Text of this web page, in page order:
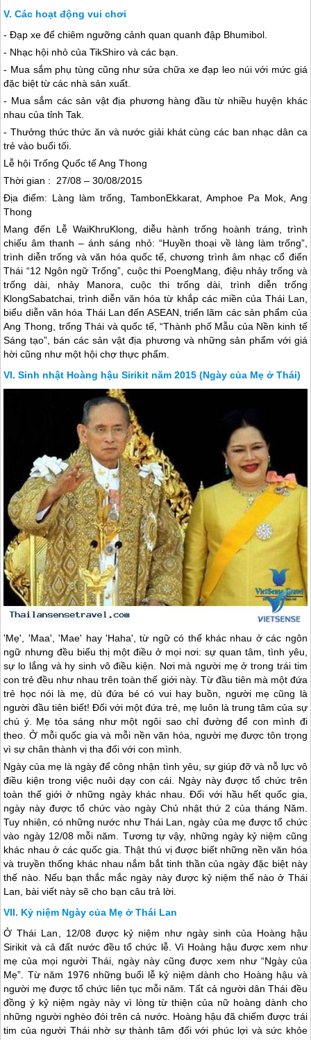
Các hoạt động vui chơi
- Đạp xe để chiêm ngưỡng cảnh quan quanh đập Bhumibol.
- Nhạc hội nhỏ của TikShiro và các bạn.
- Mua sắm phụ tùng cũng như sửa chữa xe đạp leo núi với mức giá
đặc biệt từ các nhà sản xuất.
- Mua sắm các sản vật địa phương hàng đầu từ nhiều huyện khác
nhau của tỉnh Tak.
- Thưởng thức thức ăn và nước giải khát cùng các ban nhạc dân ca
trẻ vào buổi tối.
Lễ hội Trống Quốc tế Ang Thong
Thời gian : 27/08 – 30/08/2015
Địa điểm: Làng làm trống, TambonEkkarat, Amphoe Pa Mok, Ang
Thong
Mang đến Lễ WaiKhruKlong, diễu hành trống hoành tráng, trình
chiếu âm thanh – ánh sáng nhỏ: “Huyền thoại về làng làm trống”,
trình diễn trống và văn hóa quốc tế, chương trình âm nhạc cổ điển
Thái “12 Ngôn ngữ Trống”, cuộc thi PoengMang, điệu nhảy trống và
trống dài, nhảy Manora, cuộc thi trống dài, trình diễn trống
KlongSabatchai, trình diễn văn hóa từ khắp các miền của Thái Lan
biểu diễn văn hóa Thái Lan đến ASEAN, triển lãm các sản phẩm của
Ang Thong, trống Thái và quốc tế, “Thành phố Mẫu của Nền kinh tế
Sáng tạo”, bán các sản vật địa phương và những sản phẩm với giá
hời cũng như một hội chợ thực phẩm.
Sinh nhật Hoàng hậu Sirikit năm 2015 (Ngày của Mẹ ở Thái)
'Mẹ', 'Maa', 'Mae' hay 'Haha', từ ngữ có thể khác nhau ở các ngôn
ngữ nhưng đều biểu thị một điều ở mọi nơi: sự quan tâm, tình yêu,
sự lo lắng và hy sinh vô điều kiện. Nơi mà người mẹ ở trong trái tim
con trẻ đều như nhau trên toàn thế giới này. Từ đầu tiên mà một đứa
trẻ học nói là mẹ, dù đứa bé có vui hay buồn, người mẹ cũng là
người đầu tiên biết! Đối với một đứa trẻ, mẹ luôn là trung tâm của sự
chú ý. Mẹ tỏa sáng như một ngôi sao chỉ đường để con mình đi
theo. Ở mỗi quốc gia và mỗi nền văn hóa, người mẹ được tôn trọng
vì sự chân thành vị tha đối với con mình.
Ngày của mẹ là ngày để công nhận tình yêu, sự giúp đỡ và nỗ lực vô
điều kiện trong việc nuôi dạy con cái. Ngày này được tổ chức trên
toàn thế giới ở những ngày khác nhau. Đối với hầu hết quốc gia,
ngày này được tổ chức vào ngày Chủ nhật thứ 2 của tháng Năm.
Tuy nhiên, có những nước như Thái Lan, ngày của mẹ được tổ chức
vào ngày 12/08 mỗi năm. Tương tự vậy, những ngày kỷ niệm cũng
khác nhau ở các quốc gia. Thật thú vị được biết những nền văn hóa
và truyền thống khác nhau nắm bắt tinh thần của ngày đặc biệt này
thế nào. Nếu bạn thắc mắc ngày này được kỷ niệm thế nào ở Thái
Lan, bài viết này sẽ cho bạn câu trả lời.
Kỷ niệm Ngày của Mẹ ở Thái Lan
ỞThái Lan, 12/08 được kỷ niệm như ngày sinh của Hoàng hậu
Sirikit và cả đất nước đều tổ chức lễ. Vì Hoàng hậu được xem như
mẹ của mọi người Thái, ngày này cũng được xem như “Ngày của
Mẹ”. Từ năm 1976 những buổi lễ kỷ niệm dành cho Hoàng hậu và
người mẹ được tổ chức liên tục mỗi năm. Tất cả người dân Thái đều
đồng ý kỷ niệm ngày này vì lòng từ thiện của nữ hoàng dành cho
những người nghèo đói trên cả nước. Hoàng hậu đã chiếm được trái
tim của người Thái nhờ sự thành tâm đối với phúc lợi và sức khỏe